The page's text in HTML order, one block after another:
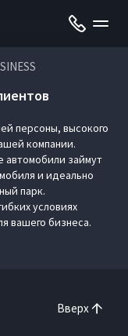
персоны, высокого
компании.
автомобили займут
и идеально
парк.
условиях
вашего бизнеса.
Вверх